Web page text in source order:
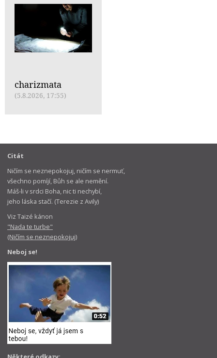
charizmata
(5.8.2026, 17:55)
Citát
Ničím se neznepokojuj, ničím se nermuť,
všechno pomíjí, Bůh se ale nemění.
Máš-li v srdci Boha, nic ti nechybí,
jeho láska stačí. (Terezie z Avily)
Viz Taizé kánon
"Nada te turbe"
(Ničím se neznepokojuj)
Neboj se!